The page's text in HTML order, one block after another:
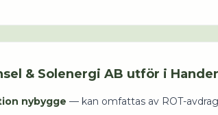
& Solenergi AB utför i
nybygge — kan omfattas av ROT-